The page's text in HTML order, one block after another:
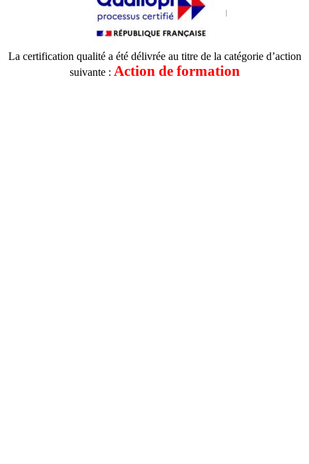
La certification qualité a été délivrée au titre de la catégorie d’action
suivante : Action de formation